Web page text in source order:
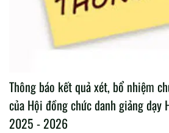
Thông báo kết quả xét, bổ nhiệm
của Hội đồng chức danh giảng dạy
2025 - 2026